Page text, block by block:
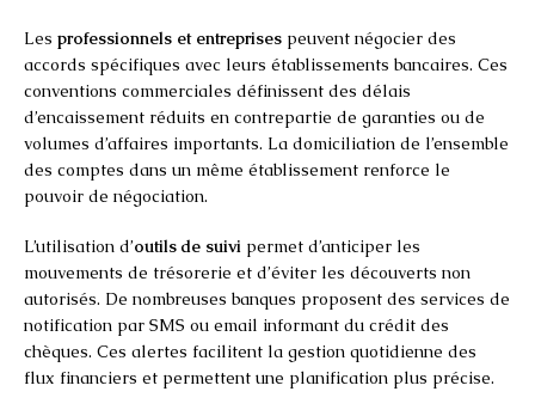
Les professionnels et entreprises peuvent négocier des
accords spécifiques avec leurs établissements bancaires. Ces
conventions commerciales définissent des délais
d’encaissement réduits en contrepartie de garanties ou de
volumes d’affaires importants. La domiciliation de l’ensemble
des comptes dans un même établissement renforce le
pouvoir de négociation.
L’utilisation d’outils de suivi permet d’anticiper les
mouvements de trésorerie et d’éviter les découverts non
autorisés. De nombreuses banques proposent des services de
notification par SMS ou email informant du crédit des
chèques. Ces alertes facilitent la gestion quotidienne des
flux financiers et permettent une planification plus précise.